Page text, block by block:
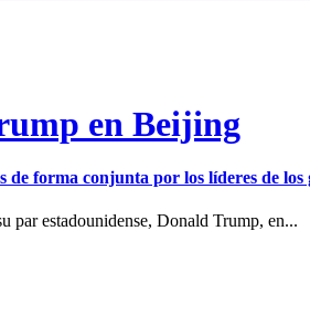
en Beijing
de forma conjunta por los líderes de
par estadounidense, Donald Trump, en...